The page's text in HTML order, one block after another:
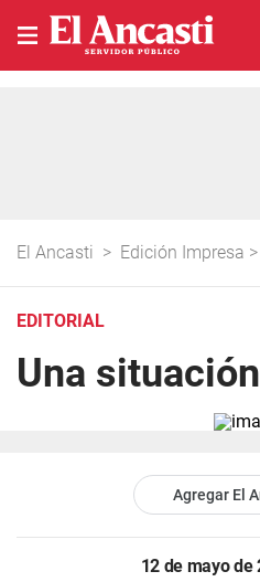
El Ancasti > Edición Impresa >
EDITORIAL
Una
Agregar El
12 de mayo de